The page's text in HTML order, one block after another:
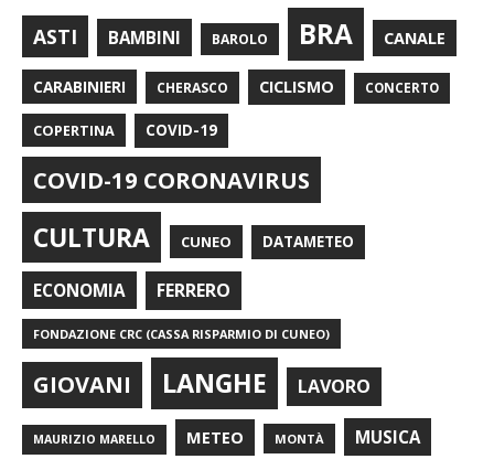
ASTI BAMBINI BAROLO BRA CANALE
CARABINIERI CHERASCO CICLISMO CONCERTO
COPERTINA COVID-19
COVID-19 CORONAVIRUS
CULTURA CUNEO DATAMETEO
ECONOMIA FERRERO
FONDAZIONE CRC (CASSA RISPARMIO DI CUNEO)
GIOVANI LANGHE LAVORO
MAURIZIO MARELLO METEO MONTÀ MUSICA